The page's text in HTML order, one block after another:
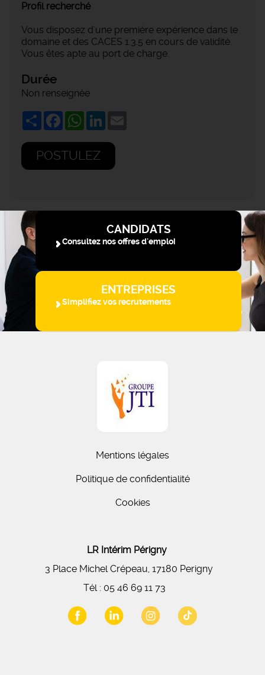
Profil recherché
Vous disposez d'une première expérience dans le
domaine et des CACES 1.3.5 en cours de validité.
Vous êtes apte au port de charge.
Durée
Non renseignée
ShareFacebookWhatsApp
LinkedIn
POSTULEZ
CANDIDATS
Consultez nos offres d'emploi
ENTREPRISES
Simplifiez vos recrutements
Mentions légales
Politique de confidentialité
Cookies
LR Intérim Périgny
3 Place Michel Crépeau, 17180 Perigny
Tél : 05 46 69 11 73